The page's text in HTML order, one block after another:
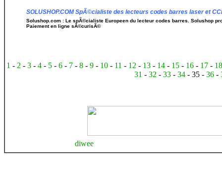
SOLUSHOP.COM SpÃ©cialiste des lecteurs codes barres laser et
Solushop.com : Le spÃ©cialiste Europeen du lecteur codes barres. Solushop
Paiement en ligne sÃ©curisÃ©
1 - 2 -3 -4 - 5 -6 - 7 -8 -9 - 10 - 11 - 12 - 13 - 14 - 15 - 16 - 17 -
31 -32 -33 -34 - 35 -36 -
diwee